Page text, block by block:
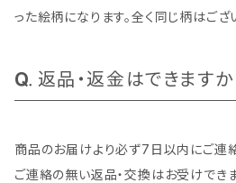
った絵柄になります。全く同じ柄はござ
返品・返金はできますか
商品のお届けより必ず7日以内にご連
ご連絡の無い返品・交換はお受けでき